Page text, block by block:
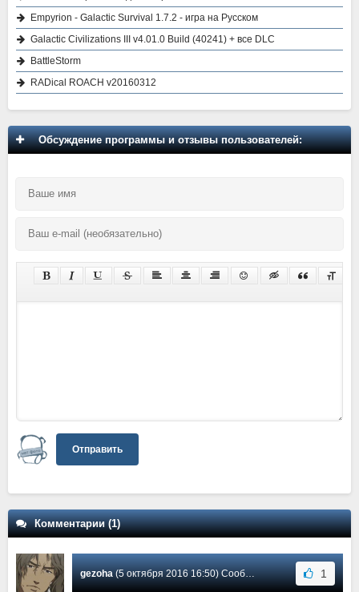
Empyrion - Galactic Survival 1.7.2 - игра на Русском
Galactic Civilizations III v4.01.0 Build (40241) + все DLC
BattleStorm
RADical ROACH v20160312
Обсуждение программы и отзывы пользователей:
Отправить
Комментарии (1)
gezoha(5 октября 2016 16:50) Сообщение #1 1